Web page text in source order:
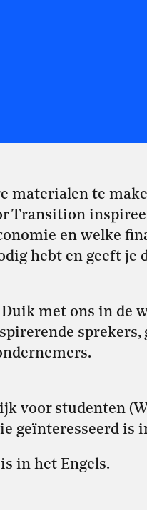
materialen te
Transition
en welke
hebt en geeft je
met ons in de
sprekers,
voor studenten
geïnteresseerd is
in het Engels.